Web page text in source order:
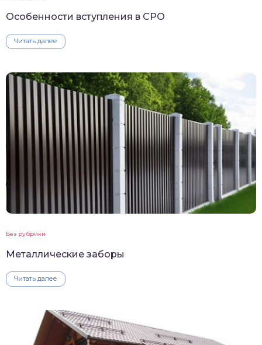
Особенности вступления в СРО
Читать далее
Без рубрики
Металлические заборы
Читать далее